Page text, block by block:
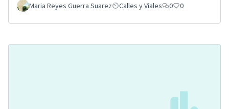
Maria Reyes Guerra Suarez Calles y Viales 0 0